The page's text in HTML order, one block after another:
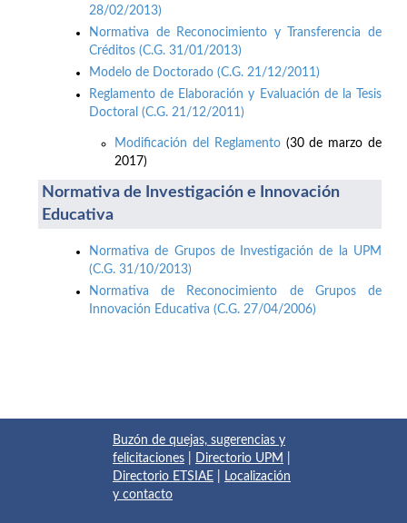
28/02/2013)
Normativa de Reconocimiento y Transferencia de
Créditos (C.G. 31/01/2013)
Modelo de Doctorado (C.G. 21/12/2011)
Reglamento de Elaboración y Evaluación de la Tesis
Doctoral (C.G. 21/12/2011)
Modificación del Reglamento(30 de marzo de
2017)
Normativa de Investigación e Innovación
Educativa
Normativa de Grupos de Investigación de la UPM
(C.G. 31/10/2013)
Normativa de Reconocimiento de Grupos de
Innovación Educativa (C.G. 27/04/2006)
Buzón de quejas, sugerencias y
felicitaciones
Directorio UPM
Directorio ETSIAE
Localización
y contacto